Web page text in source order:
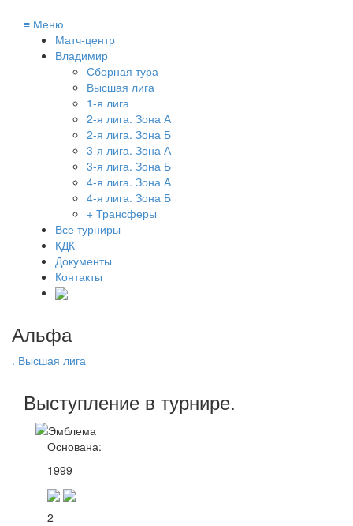
≡ Меню
Матч-центр
Владимир
Сборная тура
Высшая лига
1-я лига
2-я лига. Зона А
2-я лига. Зона Б
3-я лига. Зона А
3-я лига. Зона Б
4-я лига. Зона А
4-я лига. Зона Б
+ Трансферы
Все турниры
КДК
Документы
Контакты
Альфа
. Высшая лига
Выступление в турнире.
Основана:
1999
2